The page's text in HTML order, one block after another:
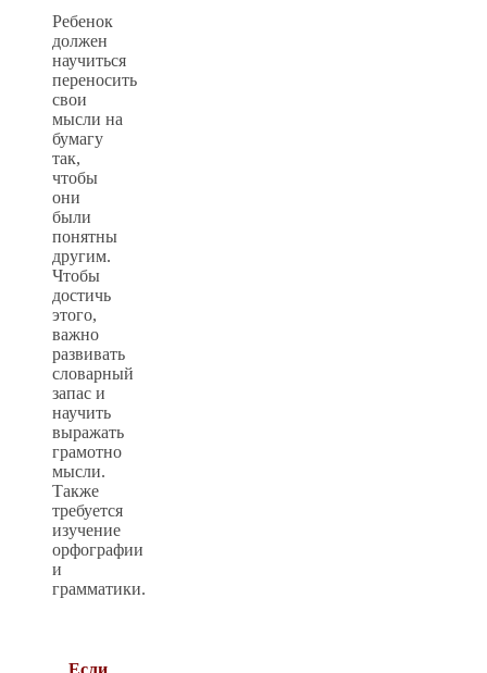
Ребенок
должен
научиться
переносить
свои
мысли на
бумагу
так,
чтобы
они
были
понятны
другим.
Чтобы
достичь
этого,
важно
развивать
словарный
запас и
научить
выражать
грамотно
мысли.
Также
требуется
изучение
орфографии
и
грамматики.
Если